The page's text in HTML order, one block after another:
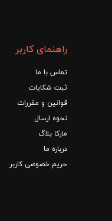
راهنمای کاربر
تماس با ما
ثبت شکایات
قوانین و مقررات
نحوه ارسال
مارکا بلاگ
درباره ما
حریم خصوصی کاربر